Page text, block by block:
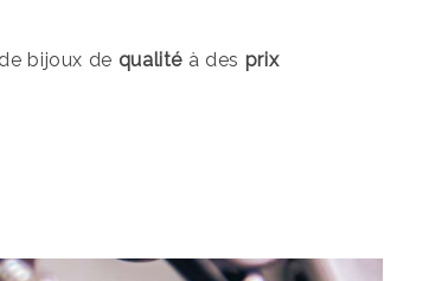
bijoux de qualité à des prix